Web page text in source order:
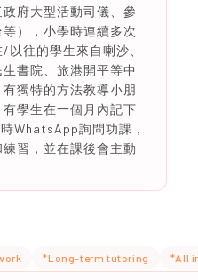
府大型活動司儀、參
），小學時連續多次
往的學生來自喇沙、
書院、旅港開平等中
獨特的方法教導小朋
學生在一個月內記下
WhatsApp詢問功課，
習，並在課後會主動
*Long-term tutoring *All